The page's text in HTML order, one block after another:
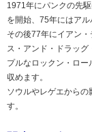
1971年にパンクの先
を開始、75年にはアル
その後77年にイアン
ス・アンド・ドラッ
プルなロックン・ロ
収めます。
ソウルやレゲエからの
す。